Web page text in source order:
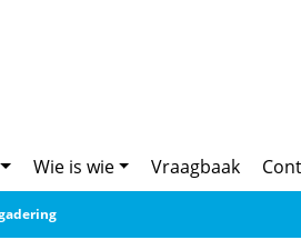
Wie is wie Vraagbaak